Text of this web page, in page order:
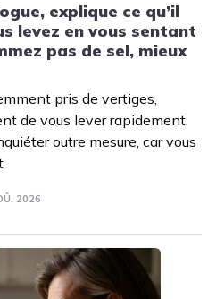
explique ce qu’il
levez en vous sentant
pas de sel, mieux
pris de vertiges,
de vous lever rapidement,
outre mesure, car vous
2026